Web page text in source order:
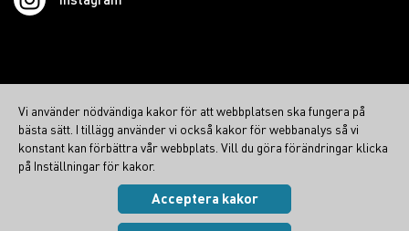
northcom.no
northcom.dk
northcom.fi
Cookies
Visa inställningar
Vi använder nödvändiga kakor för att webbplatsen ska fungera på
bästa sätt. I tillägg använder vi också kakor för webbanalys så vi
konstant kan förbättra vår webbplats. Vill du göra förändringar klicka
på Inställningar för kakor.
Acceptera kakor